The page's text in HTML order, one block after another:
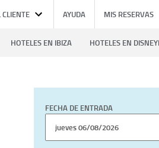
AYUDA MIS RESERVAS
HOTELES EN IBIZA HOTELES EN
FECHA DE ENTRADA